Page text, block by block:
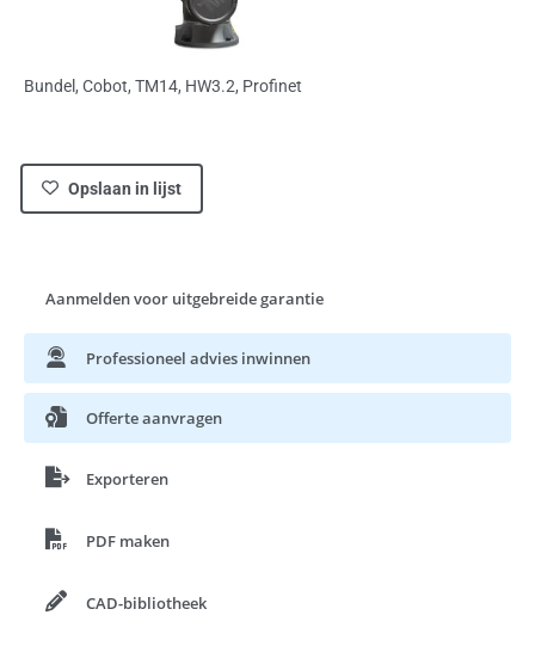
Bundel, Cobot, TM14, HW3.2, Profinet
Opslaan in lijst
Aanmelden voor uitgebreide garantie
Professioneel advies inwinnen
Offerte aanvragen
Exporteren
PDF maken
CAD-bibliotheek